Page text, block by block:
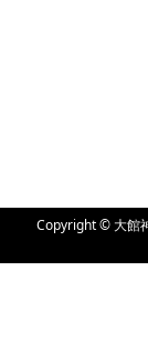
Copyright ©大館